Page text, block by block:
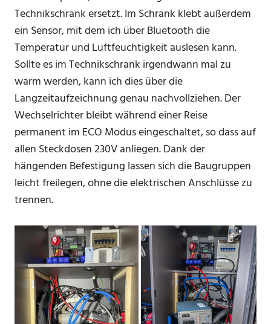
Technikschrank ersetzt. Im Schrank klebt außerdem
ein Sensor, mit dem ich über Bluetooth die
Temperatur und Luftfeuchtigkeit auslesen kann.
Sollte es im Technikschrank irgendwann mal zu
warm werden, kann ich dies über die
Langzeitaufzeichnung genau nachvollziehen. Der
Wechselrichter bleibt während einer Reise
permanent im ECO Modus eingeschaltet, so dass auf
allen Steckdosen 230V anliegen. Dank der
hängenden Befestigung lassen sich die Baugruppen
leicht freilegen, ohne die elektrischen Anschlüsse zu
trennen.